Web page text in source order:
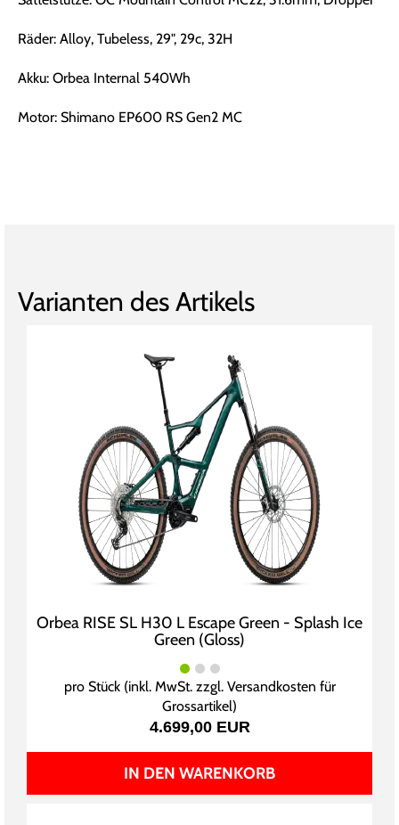
Räder: Alloy, Tubeless, 29", 29c, 32H
Akku: Orbea Internal 540Wh
Motor: Shimano EP600 RS Gen2 MC
Varianten des Artikels
Orbea RISE SL H30 L Escape Green - Splash Ice
Green (Gloss)
pro Stück (inkl. MwSt. zzgl. Versandkosten für
Grossartikel)
4.699,00 EUR
IN DEN WARENKORB